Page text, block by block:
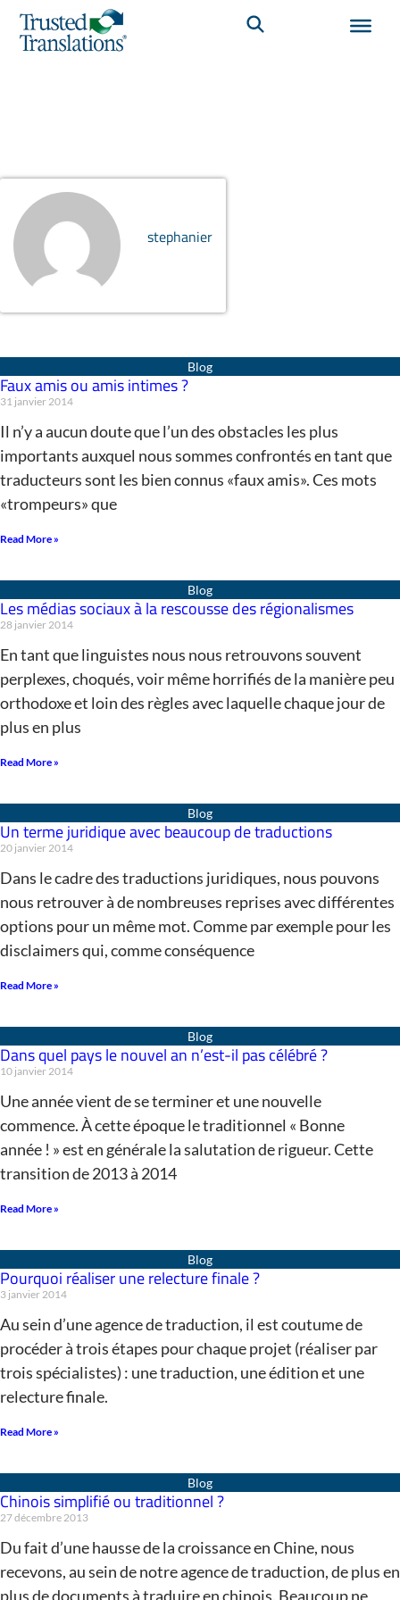
stephanier
Faux amis ou amis intimes ?
31 janvier 2014
Il n’y a aucun doute que l’un des obstacles les plus
importants auxquel nous sommes confrontés en tant que
traducteurs sont les bien connus «faux amis». Ces mots
«trompeurs» que
Read More »
Les médias sociaux à la rescousse des régionalismes
28 janvier 2014
En tant que linguistes nous nous retrouvons souvent
perplexes, choqués, voir même horrifiés de la manière peu
orthodoxe et loin des règles avec laquelle chaque jour de
plus en plus
Read More »
Un terme juridique avec beaucoup de traductions
20 janvier 2014
Dans le cadre des traductions juridiques, nous pouvons
nous retrouver à de nombreuses reprises avec différentes
options pour un même mot. Comme par exemple pour les
disclaimers qui, comme conséquence
Read More »
Dans quel pays le nouvel an n’est-il pas célébré ?
10 janvier 2014
Une année vient de se terminer et une nouvelle
commence. À cette époque le traditionnel « Bonne
année ! » est en générale la salutation de rigueur. Cette
transition de 2013 à 2014
Read More »
Pourquoi réaliser une relecture finale ?
3 janvier 2014
Au sein d’une agence de traduction, il est coutume de
procéder à trois étapes pour chaque projet (réaliser par
trois spécialistes) : une traduction, une édition et une
relecture finale.
Read More »
Chinois simplifié ou traditionnel ?
27 décembre 2013
Du fait d’une hausse de la croissance en Chine, nous
recevons, au sein de notre agence de traduction, de plus en
plus de documents à traduire en chinois. Beaucoup ne
PagePage